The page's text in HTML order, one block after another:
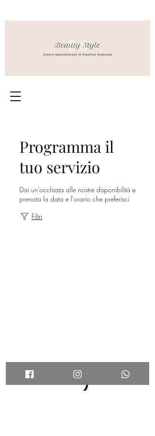
Programma il
tuo servizio
Dai un'occhiata alle nostre disponibilità e
prenota la data e l'orario che preferisci
Filtri